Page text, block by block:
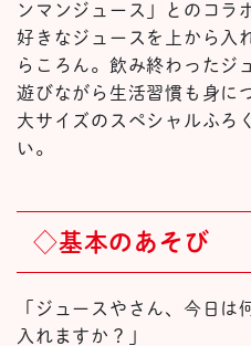
ンマンジュース」とのコラ
好きなジュースを上から入
らころん。飲み終わった
遊びながら生活習慣も身に
大サイズのスペシャルふろ
い。
◇基本のあそび
「ジュースやさん、今日は
入れますか？」